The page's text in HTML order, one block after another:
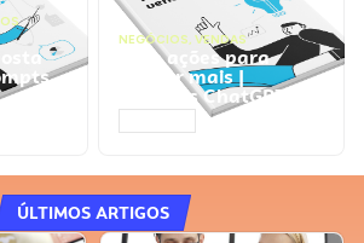
NEGÓCIOS, VENDAS
Faça ações para
vender mais |
Prompts ChatGPT
ÚLTIMOS ARTIGOS